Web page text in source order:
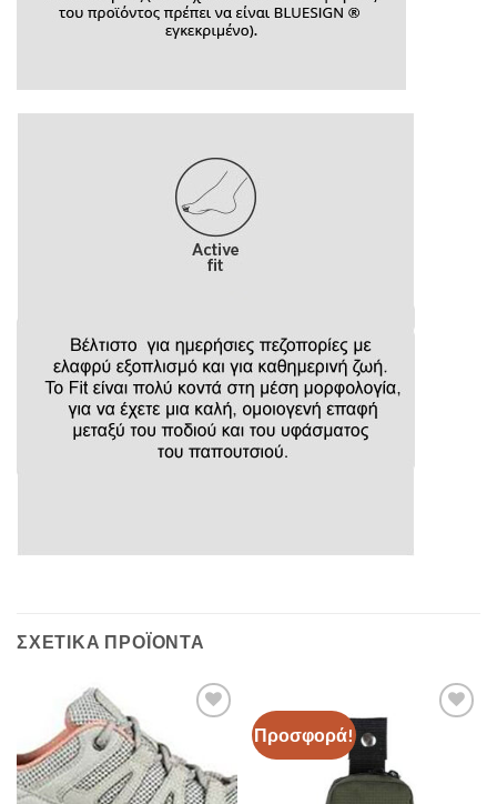
ΣΧΕΤΙΚΆ ΠΡΟΪΌΝΤΑ
Προσφορά!